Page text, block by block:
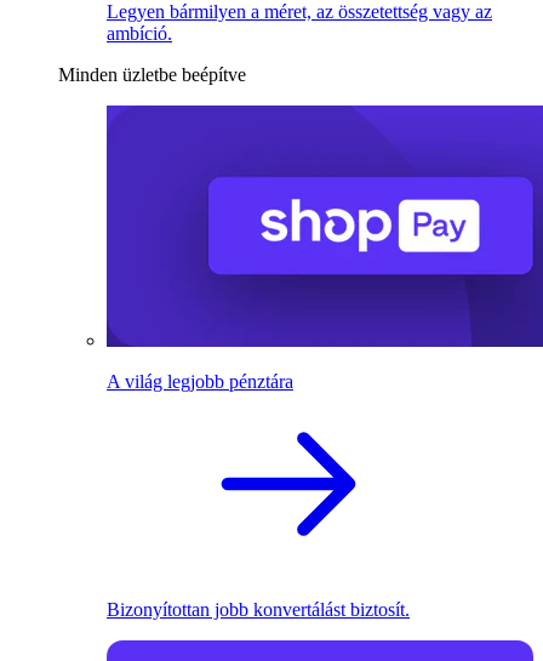
Legyen bármilyen a méret, az összetettség vagy az
ambíció.
Minden üzletbe beépítve
A világ legjobb pénztára
Bizonyítottan jobb konvertálást biztosít.